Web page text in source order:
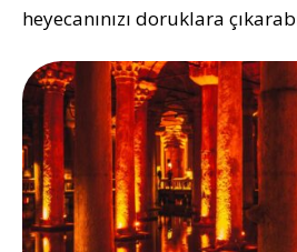
heyecanınızı doruklara